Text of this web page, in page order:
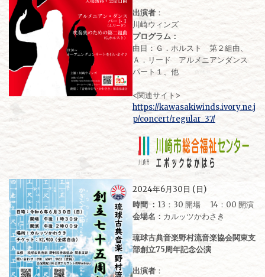
出演者 ：
川崎ウィンズ
プログラム：
曲目：Ｇ．ホルスト 第２組曲、
Ａ．リード アルメニアンダンス
パート１、他
<関連サイト>
https://kawasakiwinds.ivory.ne.j
p/concert/regular_37/
2024年6月30日 (日)
時間 ： 13：30 開場 14：00 開演
会場名： カルッツかわさき
琉球古典音楽野村流音楽協会関東支
部創立75周年記念公演
出演者 ：